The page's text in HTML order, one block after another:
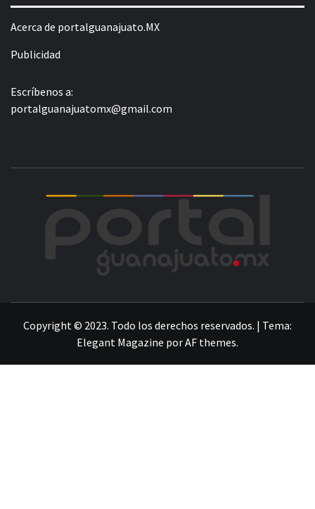
Acerca de portalguanajuato.MX
Publicidad
Escríbenos a:
portalguanajuatomx@gmail.com
Copyright © 2023. Todo los derechos reservados. | Tema:
Elegant Magazine porAF themes.